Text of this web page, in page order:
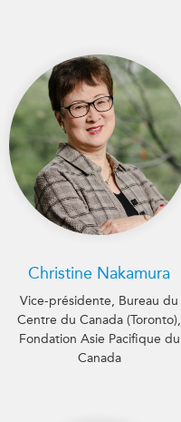
Christine Nakamura
Vice-présidente, Bureau du
Centre du Canada (Toronto),
Fondation Asie Pacifique du
Canada